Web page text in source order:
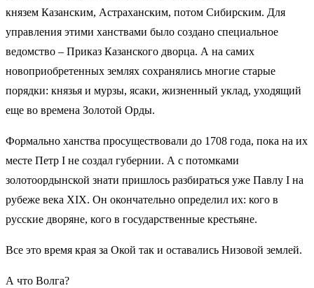
князем Казанским, Астраханским, потом Сибирским. Для
управления этими ханствами было создано специальное
ведомство – Приказ Казанского дворца. А на самих
новоприобретенных землях сохранялись многие старые
порядки: князья и мурзы, ясаки, жизненный уклад, уходящий
еще во времена Золотой Орды.
Формально ханства просуществовали до 1708 года, пока на их
месте Петр I не создал губернии. А с потомками
золотоордынской знати пришлось разбираться уже Павлу I на
рубеже века XIX. Он окончательно определил их: кого в
русские дворяне, кого в государственные крестьяне.
Все это время края за Окой так и оставались Низовой землей.
А что Волга?